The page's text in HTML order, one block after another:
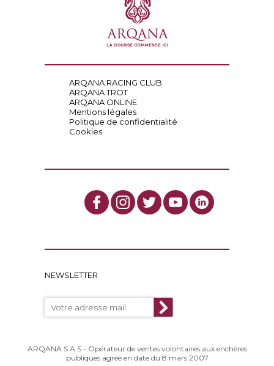
ARQANA RACING CLUB
ARQANA TROT
ARQANA ONLINE
Mentions légales
Politique de confidentialité
Cookies
NEWSLETTER
ARQANA S.A.S - Opérateur de ventes volontaires aux enchères
publiques agréé en date du 8 mars 2007